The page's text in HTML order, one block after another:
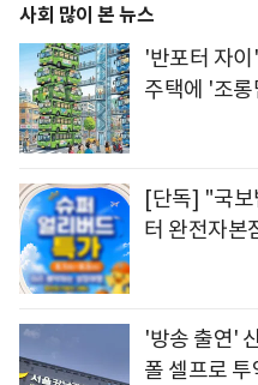
사회 많이 본 뉴스
'반포터 자
주택에 '조
[단독] "국보
터 완전자본
'방송 출연'
폴 셀프로 투